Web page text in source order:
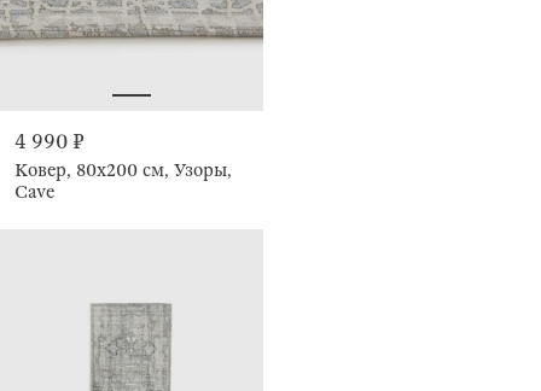
4 990 ₽
Ковер, 80х200 см, Узоры,
Cave